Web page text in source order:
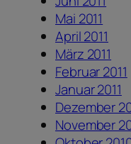
Mai 2011
April 2011
März 2011
Februar 2011
Januar 2011
Dezember
November